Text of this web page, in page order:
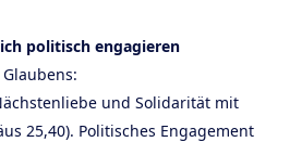
politisch engagieren
und Solidarität mit
25,40). Politisches Engagement